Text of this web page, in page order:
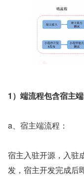
1）端流程包含宿主
a、宿主端流程：
宿主入驻开源，入驻
发，宿主开发完成后